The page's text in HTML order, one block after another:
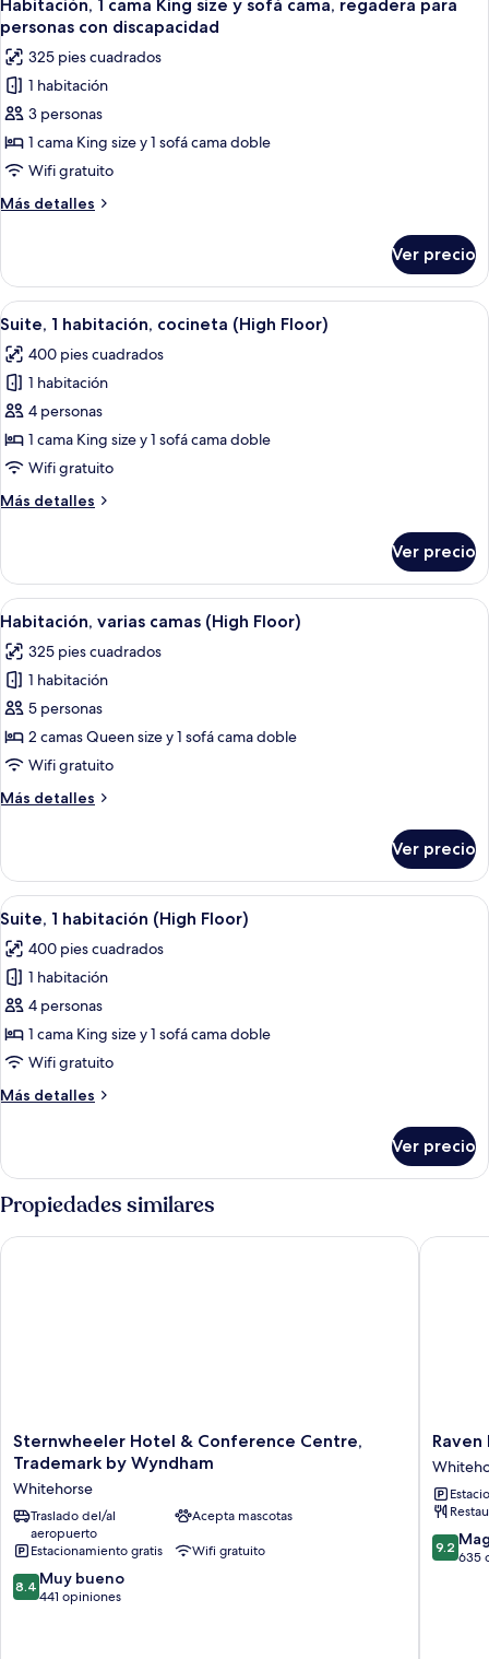
todas
las
fotos
de
Habitación,
1
cama
King
size
sofá
cama,
regadera
para
personas
con
discapacidad
Habitación, 1 cama King size y sofá cama, regadera para
personas con discapacidad
325 pies cuadrados
1 habitación
3 personas
1 cama King size y 1 sofá cama doble
Wifi gratuito
Más detalles
Más
1
cama
King
y
sofá
cama,
regadera
para
personas
con
discapacidad
Ver precio
Abrir
todas
las
fotos
de
Suite,
1
cocineta
Habitación de hotel con una cama
6
Suite, 1 habitación, cocineta (High Floor)
400 pies cuadrados
1 habitación
4 personas
1 cama King size y 1 sofá cama doble
Wifi gratuito
Más detalles
Más
1
habitación,
cocineta
Floor)
Ver precio
Abrir
todas
las
fotos
de
Habitación,
varias
(High
Una habitación de hotel con cama,
7
Habitación, varias camas (High Floor)
325 pies cuadrados
1 habitación
5 personas
2 camas Queen size y 1 sofá cama doble
Wifi gratuito
Más detalles
Más
varias
camas
(High
Ver precio
Abrir
todas
las
fotos
de
Suite,
1
(High
Una habitación de hotel moderna
8
Suite, 1 habitación (High Floor)
400 pies cuadrados
1 habitación
4 personas
1 cama King size y 1 sofá cama doble
Wifi gratuito
Más detalles
Más
1
habitación
(High
Floor)
Ver precio
Propiedades similares
Sternwheeler
Hotel
Conference
Centre,
Trademark
by
Wyndham
Whitehorse
Sternwheeler Hotel & Conference Centre,
Trademark by Wyndham
Whitehorse
Traslado del/al
aeropuerto
Acepta mascotas
Estacionamiento gratis
Wifi gratuito
8.4
de
8.4 Muy bueno
441 opiniones
Sternwheeler Hotel & Conference Centre, Trademark by
Raven
Inn
9.2
de
9.2
635
Raven